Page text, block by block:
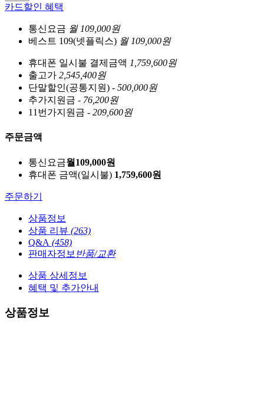
카드할인 혜택
통신요금 월 109,000원
베스트 109(넷플릭스) 월 109,000원
휴대폰 일시불 결제금액 1,759,600원
출고가 2,545,400원
단말할인(공통지원) - 500,000원
추가지원금 - 76,200원
11번가지원금 - 209,600원
주문금액
통신요금월 109,000원
휴대폰 금액(일시불) 1,759,600원
주문하기
상품정보
상품 리뷰 (263)
Q&A (458)
판매자정보 반품/교환
상품 상세정보
혜택 및 추가안내
상품정보